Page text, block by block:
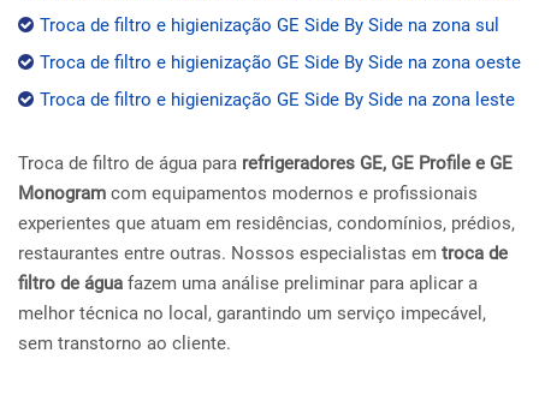
Troca de filtro e higienização GE Side By Side na zona sul
Troca de filtro e higienização GE Side By Side na zona oeste
Troca de filtro e higienização GE Side By Side na zona leste
Troca de filtro de água para refrigeradores GE, GE Profile e GE
Monogram com equipamentos modernos e profissionais
experientes que atuam em residências, condomínios, prédios,
restaurantes entre outras. Nossos especialistas em troca de
filtro de água fazem uma análise preliminar para aplicar a
melhor técnica no local, garantindo um serviço impecável,
sem transtorno ao cliente.